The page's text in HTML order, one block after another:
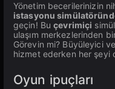
Yönetim becerilerinizin
istasyonu
geçin! Buçevrimiçi
ulaşım merkezlerinden
Görevin mi? Büyüleyici
hizmet ederken her şeyi
Oyun ipuçları